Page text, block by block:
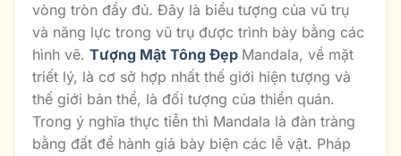
vòng tròn đầy đủ. Đây là biểu tượng của vũ trụ
và năng lực trong vũ trụ được trình bày bằng các
hình vẽ. Tượng Mật Tông Đẹp Mandala, về mặt
triết lý, là cơ sở hợp nhất thế giới hiện tượng và
thế giới bản thể, là đối tượng của thiền quán.
Trong ý nghĩa thực tiễn thì Mandala là đàn tràng
bằng đất để hành giả bày biện các lễ vật. Pháp